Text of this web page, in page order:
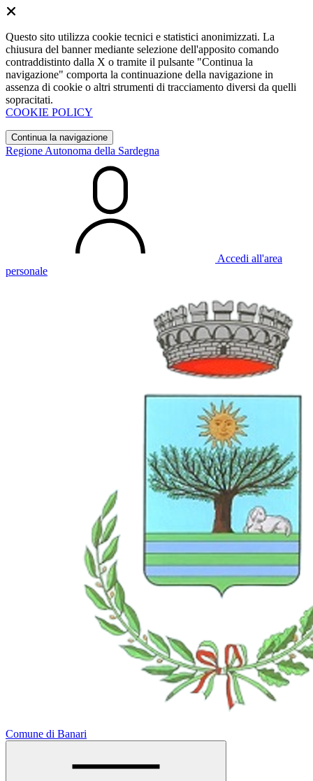
Questo sito utilizza cookie tecnici e statistici anonimizzati. La
chiusura del banner mediante selezione dell'apposito comando
contraddistinto dalla X o tramite il pulsante "Continua la
navigazione" comporta la continuazione della navigazione in
assenza di cookie o altri strumenti di tracciamento diversi da quelli
sopracitati.
COOKIE POLICY
Continua la navigazione
Regione Autonoma della Sardegna
Accedi all'area
personale
Comune di Banari